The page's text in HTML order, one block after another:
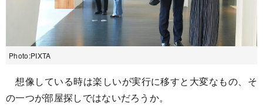
Photo:PIXTA
想像している時は楽しいが実行に移すと大変なもの、そ
の一つが部屋探しではないだろうか。